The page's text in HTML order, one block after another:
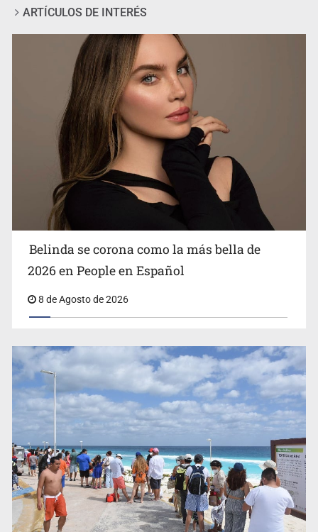
Ciclosporiasis no representa un riesgo epidemiológico
masivo
EU reanudará este sábado inspecciones de aguacate en
Michoacán
ARTÍCULOS DE INTERÉS
Belinda se corona como la más bella de
2026 en People en Español
8 de Agosto de 2026